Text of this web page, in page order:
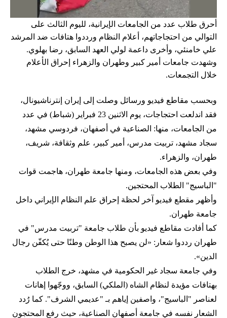
أحرق طلاب عدد من الجامعات الإيرانية، لليوم الثالث على
التوالي من احتجاجاتهم، أعلام النظام ورددوا هتافات ضد المرشد
علي خامنئي، وأخرى داعمة لولي العهد السابق، رضا بهلوي.
وشهدت جامعات أمير كبير وطهران والزهراء إحراق الأعلام
خلال التجمعات.
وبحسب مقاطع فيديو ورسائل وصلت إلى إيران إنترناشيونال،
فقد اندلعت احتجاجات، يوم الاثنين 23 فبراير (شباط) في عدد
من الجامعات، منها: الصناعية في أصفهان، فردوسي مشهد،
سجاد مشهد، تربيت مدرس، أمير كبير، علم وثقافة، شريف،
طهران، والزهراء.
وفي بعض هذه الجامعات، ومنها جامعة طهران، هاجمت قوات
"الباسيج" الطلاب المحتجين.
وأظهر مقطع فيديو آخر لحظة إحراق علم النظام الإيراني داخل
جامعة طهران.
كما أفادت مقاطع فيديو بأن طلاب جامعة "تربيت مدرس" في
طهران رددوا شعار: «لن يصبح هذا الوطن وطنًا حتى يُكفّن رجال
الدين».
وفي جامعة سجاد غير الحكومية في مشهد، خرج الطلاب
بهتافات مؤيدة لنظام الشاه (الملكي) السابق، ووجّهوا إهانات
لعناصر "الباسيج"، واصفين إياهم بـ "عديمي الشرف". كما رُدد
الشعار نفسه في جامعة أصفهان الصناعية، حيث رفع المحتجون